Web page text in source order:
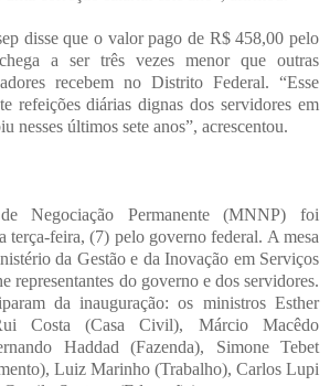
disse que o valor pago de R$ 458,00 pelo
a ser três vezes menor que outras
recebem no Distrito Federal. “Esse
refeições diárias dignas dos servidores em
nesses últimos sete anos”, acrescentou.
Negociação Permanente (MNNP) foi
terça-feira, (7) pelo governo federal. A mesa
da Gestão e da Inovação em Serviços
representantes do governo e dos servidores.
da inauguração: os ministros Esther
Costa (Casa Civil), Márcio Macêdo
Haddad (Fazenda), Simone Tebet
Luiz Marinho (Trabalho), Carlos Lupi